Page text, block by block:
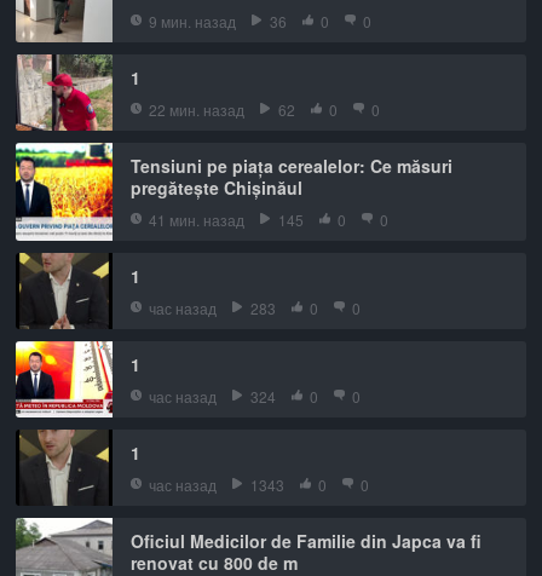
9 мин. назад 36 0 0
1
22 мин. назад 62 0 0
Tensiuni pe piața cerealelor: Ce măsuri
pregătește Chișinăul
41 мин. назад 145 0 0
1
час назад 283 0 0
1
час назад 324 0 0
1
час назад 1343 0 0
Oficiul Medicilor de Familie din Japca va fi
renovat cu 800 de m